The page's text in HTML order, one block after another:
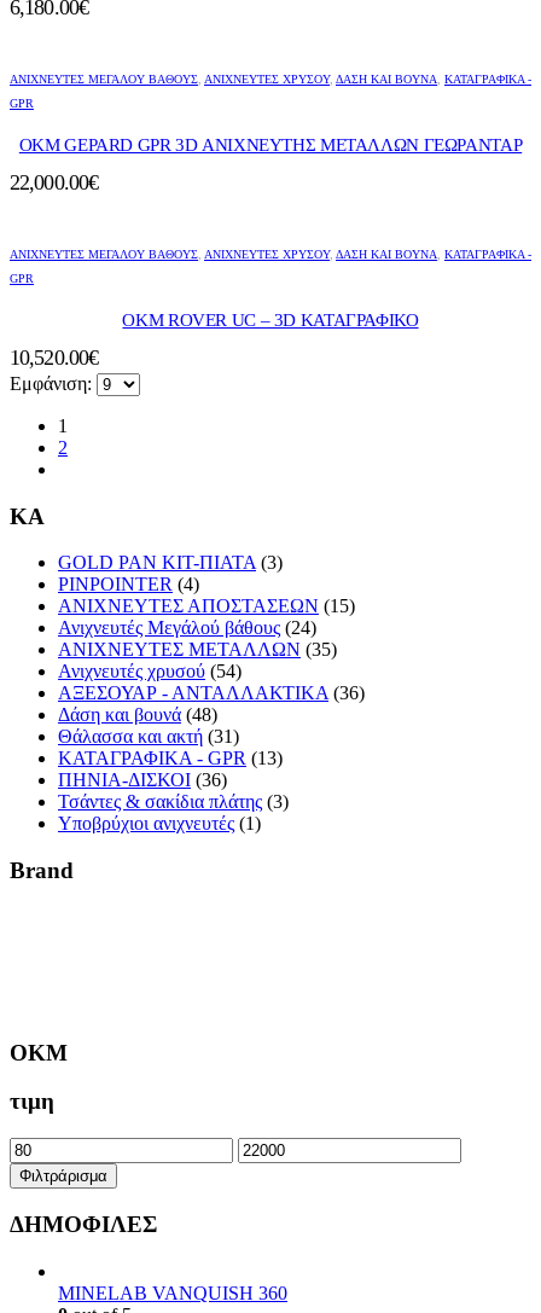
6,180.00€
ΑΝΙΧΝΕΥΤΈΣ ΜΕΓΆΛΟΎ ΒΆΘΟΥΣ ΑΝΙΧΝΕΥΤΈΣ ΧΡΥΣΟΎ, ΔΆΣΗ ΚΑΙ ΒΟΥΝΆ
ΚΑΤΑΓΡΑΦΙΚΑ -
GPR
ΟΚΜ GEPARD GPR 3D ΑΝΙΧΝΕΥΤΗΣ ΜΕΤΑΛΛΩΝ ΓΕΩΡΑΝΤΑΡ
22,000.00€
ΑΝΙΧΝΕΥΤΈΣ ΜΕΓΆΛΟΎ ΒΆΘΟΥΣ ΑΝΙΧΝΕΥΤΈΣ ΧΡΥΣΟΎ, ΔΆΣΗ ΚΑΙ ΒΟΥΝΆ
ΚΑΤΑΓΡΑΦΙΚΑ -
GPR
ΟΚΜ ROVER UC – 3D ΚΑΤΑΓΡΑΦΙΚΟ
10,520.00€
Εμφάνιση:
1
2
KA
GOLD PAN KIT-ΠΙΑΤΑ (3)
PINPOINTER (4)
ΑΝΙΧΝΕΥΤΕΣ ΑΠΟΣΤΑΣΕΩΝ (15)
Ανιχνευτές Μεγάλού βάθους (24)
ΑΝΙΧΝΕΥΤΕΣ ΜΕΤΑΛΛΩΝ (35)
Ανιχνευτές χρυσού (54)
ΑΞΕΣΟΥΑΡ - ΑΝΤΑΛΛΑΚΤΙΚΑ (36)
Δάση και βουνά (48)
Θάλασσα και ακτή (31)
ΚΑΤΑΓΡΑΦΙΚΑ - GPR (13)
ΠΗΝΙΑ-ΔΙΣΚΟΙ (36)
Τσάντες & σακίδια πλάτης (3)
Υποβρύχιοι ανιχνευτές (1)
Brand
OKM
τιμη
Ελάχιστη
τιμή
Μέγιστη
τιμή
Φιλτράρισμα
ΔΗΜΟΦΙΛΕΣ
MINELAB VANQUISH 360